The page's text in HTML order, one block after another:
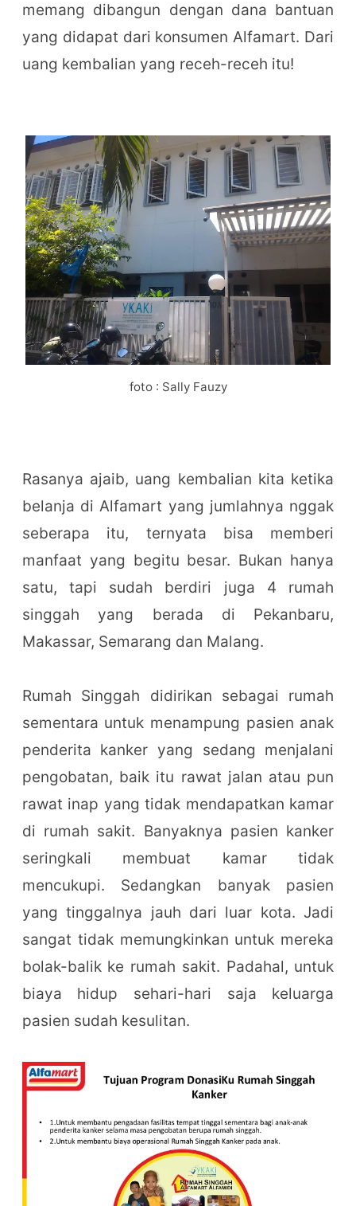
memang dibangun dengan dana bantuan
yang didapat dari konsumen Alfamart. Dari
uang kembalian yang receh-receh itu!
foto : Sally Fauzy
Rasanya ajaib, uang kembalian kita ketika
belanja di Alfamart yang jumlahnya nggak
seberapa itu, ternyata bisa memberi
manfaat yang begitu besar. Bukan hanya
satu, tapi sudah berdiri juga 4 rumah
singgah yang berada di Pekanbaru,
Makassar, Semarang dan Malang.
Rumah Singgah didirikan sebagai rumah
sementara untuk menampung pasien anak
penderita kanker yang sedang menjalani
pengobatan, baik itu rawat jalan atau pun
rawat inap yang tidak mendapatkan kamar
di rumah sakit. Banyaknya pasien kanker
seringkali membuat kamar tidak
mencukupi. Sedangkan banyak pasien
yang tinggalnya jauh dari luar kota. Jadi
sangat tidak memungkinkan untuk mereka
bolak-balik ke rumah sakit. Padahal, untuk
biaya hidup sehari-hari saja keluarga
pasien sudah kesulitan.